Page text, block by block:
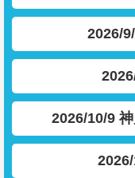
2026/
2026/10/9